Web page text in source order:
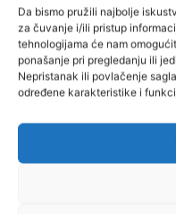
Da bismo pružili najbolje
za čuvanje i/ili pristup
tehnologijama će nam
ponašanje pri pregledanju ili
Nepristanak ili povlačenje
određene karakteristike i
Facebook